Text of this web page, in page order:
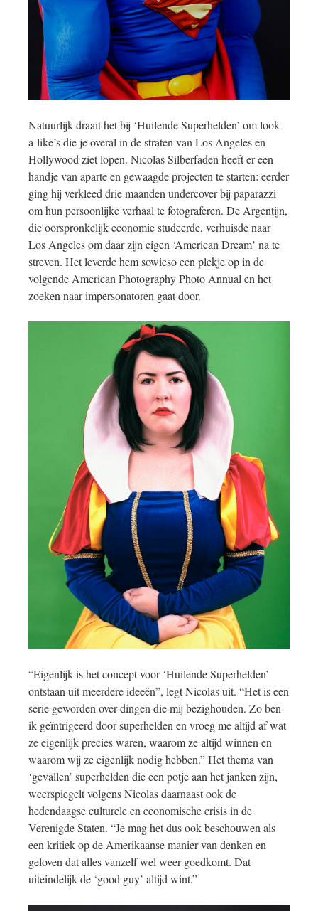
Natuurlijk draait het bij ‘Huilende Superhelden’ om look-
a-like’s die je overal in de straten van Los Angeles en
Hollywood ziet lopen. Nicolas Silberfaden heeft er een
handje van aparte en gewaagde projecten te starten: eerder
ging hij verkleed drie maanden undercover bij paparazzi
om hun persoonlijke verhaal te fotograferen. De Argentijn,
die oorspronkelijk economie studeerde, verhuisde naar
Los Angeles om daar zijn eigen ‘American Dream’ na te
streven. Het leverde hem sowieso een plekje op in de
volgende American Photography Photo Annual en het
zoeken naar impersonatoren gaat door.
“Eigenlijk is het concept voor ‘Huilende Superhelden’
ontstaan uit meerdere ideeën”, legt Nicolas uit. “Het is een
serie geworden over dingen die mij bezighouden. Zo ben
ik geïntrigeerd door superhelden en vroeg me altijd af wat
ze eigenlijk precies waren, waarom ze altijd winnen en
waarom wij ze eigenlijk nodig hebben.” Het thema van
‘gevallen’ superhelden die een potje aan het janken zijn,
weerspiegelt volgens Nicolas daarnaast ook de
hedendaagse culturele en economische crisis in de
Verenigde Staten. “Je mag het dus ook beschouwen als
een kritiek op de Amerikaanse manier van denken en
geloven dat alles vanzelf wel weer goedkomt. Dat
uiteindelijk de ‘good guy’ altijd wint.”